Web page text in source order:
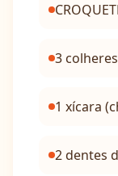
3
1 xícara
2 dentes